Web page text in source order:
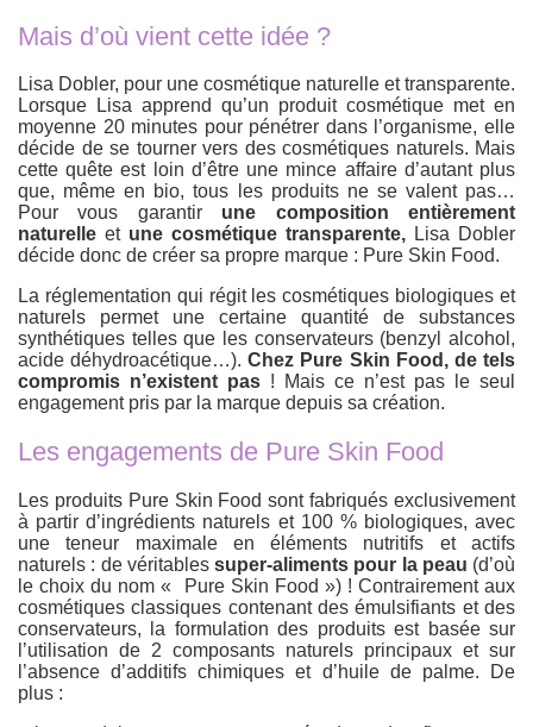
Mais d’où vient cette idée ?
Lisa Dobler, pour une cosmétique naturelle et transparente.
Lorsque Lisa apprend qu’un produit cosmétique met en
moyenne 20 minutes pour pénétrer dans l’organisme, elle
décide de se tourner vers des cosmétiques naturels. Mais
cette quête est loin d’être une mince affaire d’autant plus
que, même en bio, tous les produits ne se valent pas…
Pour vous garantir une composition entièrement
naturelle et une cosmétique transparente, Lisa Dobler
décide donc de créer sa propre marque : Pure Skin Food.
La réglementation qui régit les cosmétiques biologiques et
naturels permet une certaine quantité de substances
synthétiques telles que les conservateurs (benzyl alcohol,
acide déhydroacétique…).Chez Pure Skin Food, de tels
compromis n’existent pas ! Mais ce n’est pas le seul
engagement pris par la marque depuis sa création.
Les engagements de Pure Skin Food
Les produits Pure Skin Food sont fabriqués exclusivement
à partir d’ingrédients naturels et 100 % biologiques, avec
une teneur maximale en éléments nutritifs et actifs
naturels : de véritables super-aliments pour la peau (d’où
le choix du nom « Pure Skin Food ») ! Contrairement aux
cosmétiques classiques contenant des émulsifiants et des
conservateurs, la formulation des produits est basée sur
l’utilisation de 2 composants naturels principaux et sur
l’absence d’additifs chimiques et d’huile de palme. De
plus :